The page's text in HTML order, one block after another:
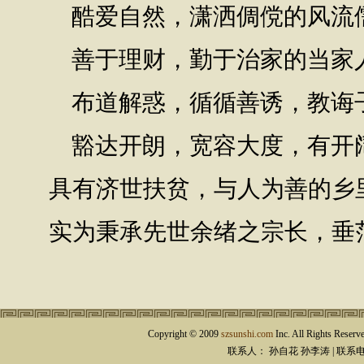
酷爱自然，潇洒倜傥的风流
善于理财，勤于治家的当家
布道解惑，循循善诱，教诲
豁达开朗，宽容大度，有开
具有济世扶贫，与人为善的乡
实为秉承先世余绪之宗长，
Copyright © 2009 szsunshi.com Inc. All Rights
联系人： 孙自花 孙李涛 | 联系